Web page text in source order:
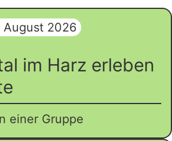
August 2026
im Harz erleben
einer Gruppe